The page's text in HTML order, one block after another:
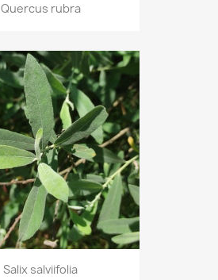
Quercus rubra
Salix salviifolia